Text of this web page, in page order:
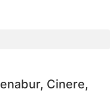
Cinere,